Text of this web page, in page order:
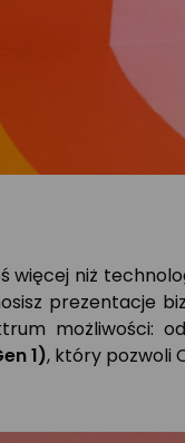
więcej niż
prezentacje
możliwości:
1),który pozwoli